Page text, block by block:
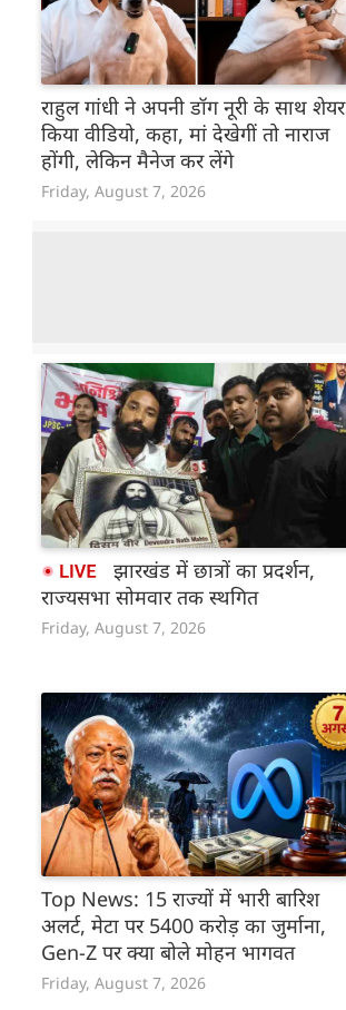
राहुल गांधी ने अपनी डॉग नूरी के साथ शेयर
किया वीडियो, कहा, मां देखेगीं तो नाराज
होंगी, लेकिन मैनेज कर लेंगे
Friday, August 7, 2026
झारखंड में छात्रों का प्रदर्शन,
राज्यसभा सोमवार तक स्थगित
Friday, August 7, 2026
Top News: 15 राज्यों में भारी बारिश
अलर्ट, मेटा पर 5400 करोड़ का जुर्माना,
Gen-Z पर क्या बोले मोहन भागवत
Friday, August 7, 2026